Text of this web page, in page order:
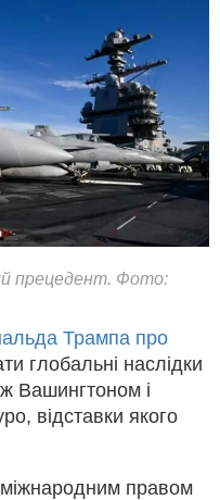
прецедент. Фото:
Трампа про
глобальні наслідки
Вашингтоном і
відставки якого
правом